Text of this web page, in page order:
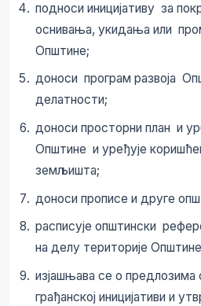
подноси иницијативу за
оснивања, укидања или
Општине;
доноси програм развоја
делатности;
доноси просторни план и
Општине и уређује
земљишта;
доноси прописе и друге
расписује општински
на делу територије
изјашњава се о
грађанској иницијативи и